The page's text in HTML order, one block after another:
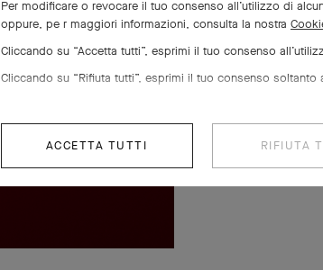
Per modificare o revocare il tuo consenso all’utilizzo di
oppure, pe r maggiori informazioni, consulta la nostra
Cliccando su “Accetta tutti”, esprimi il tuo consenso
Cliccando su “Rifiuta tutti”, esprimi il tuo consenso soltanto
ACCETTA TUTTI RIFIUTA